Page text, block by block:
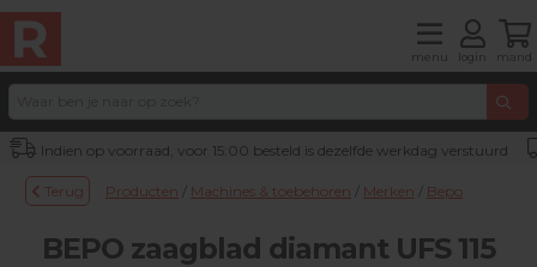
menu login mand
Indien op voorraad, voor 15:00 besteld is dezelfde werkdag verstuurd
Terug Producten / Machines & toebehoren / Merken / Bepo
BEPO zaagblad diamant UFS 115